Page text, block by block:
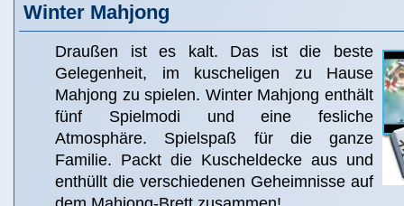
Winter Mahjong
Draußen ist es kalt. Das ist die beste
Gelegenheit, im kuscheligen zu Hause
Mahjong zu spielen. Winter Mahjong enthält
fünf Spielmodi und eine fesliche
Atmosphäre. Spielspaß für die ganze
Familie. Packt die Kuscheldecke aus und
enthüllt die verschiedenen Geheimnisse auf